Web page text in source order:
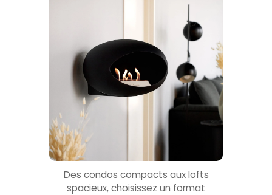
Des condos compacts aux lofts
spacieux, choisissez un format